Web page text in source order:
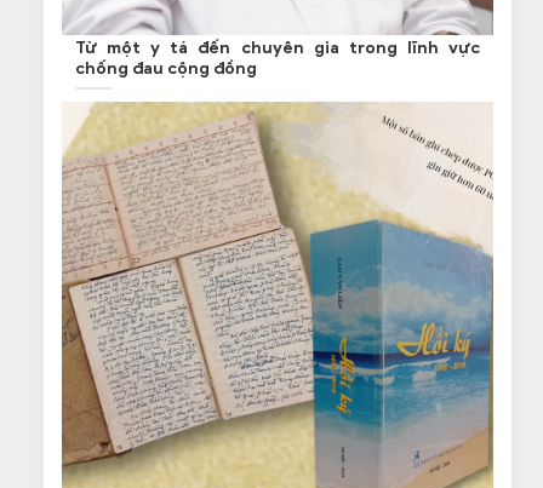
Từ một y tá đến chuyên gia trong lĩnh vực
chống đau cộng đồng